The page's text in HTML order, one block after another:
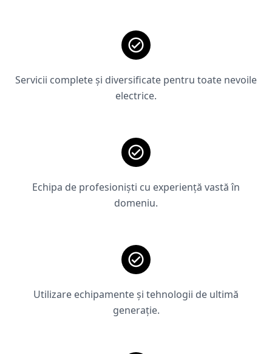
Servicii complete și diversificate pentru toate nevoile
electrice.
Echipa de profesioniști cu experiență vastă în
domeniu.
Utilizare echipamente și tehnologii de ultimă
generație.